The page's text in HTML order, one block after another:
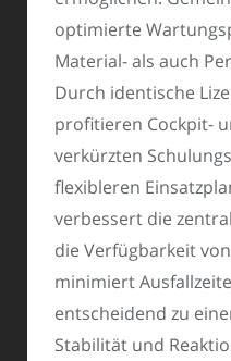
optimierte
Material- als auch
Durch identische
profitieren Cockpit-
verkürzten
flexibleren
verbessert die
die Verfügbarkeit
minimiert
entscheidend zu
Stabilität und